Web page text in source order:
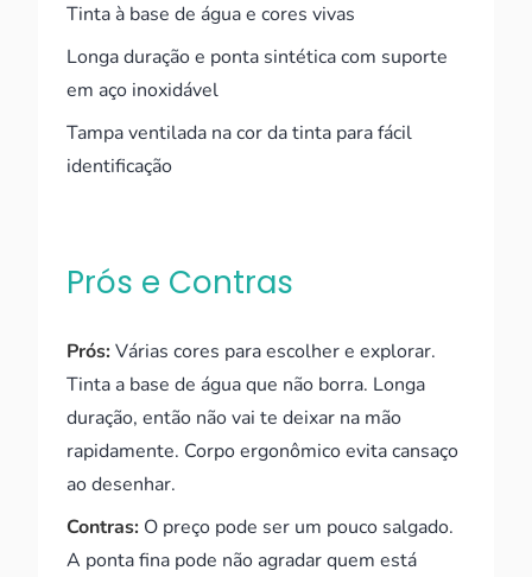
Tinta à base de água e cores vivas
Longa duração e ponta sintética com suporte
em aço inoxidável
Tampa ventilada na cor da tinta para fácil
identificação
Prós e Contras
Prós:Várias cores para escolher e explorar.
Tinta a base de água que não borra. Longa
duração, então não vai te deixar na mão
rapidamente. Corpo ergonômico evita cansaço
ao desenhar.
Contras: O preço pode ser um pouco salgado.
A ponta fina pode não agradar quem está